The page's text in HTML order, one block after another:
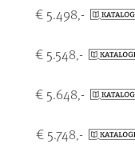
€ 5.498,-
€ 5.548,-
€ 5.648,-
€ 5.748,-